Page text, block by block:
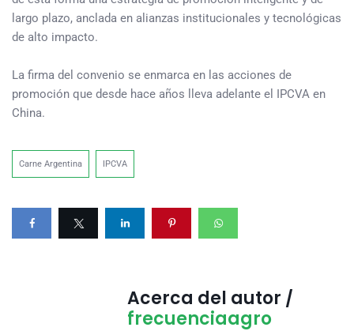
largo plazo, anclada en alianzas institucionales y tecnológicas
de alto impacto.
La firma del convenio se enmarca en las acciones de
promoción que desde hace años lleva adelante el IPCVA en
China.
Carne Argentina IPCVA
Acerca del autor /
frecuenciaagro